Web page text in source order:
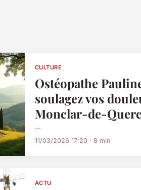
CULTURE
Ostéopathe
soulagez vos
Monclar-de-
...
11/03/2026 17:20 · 8 min
ACTU